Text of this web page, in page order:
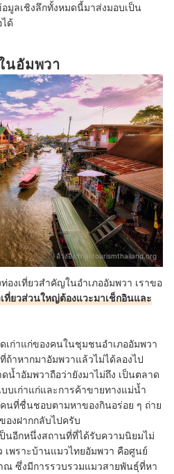
มูลเชิงลึกทั้งหมดนี้มาส่งมอบเป็น
ด้
นอัมพวา
อ้างอิง:thai.tourismthailand.org
องเที่ยวสำคัญในอำเภออัมพวา เราขอ
ที่ยวส่วนใหญ่ต้องแวะมาเช็กอินและ
เก่าแก่ของคนในชุมชนอำเภออัมพวา
าหากมาอัมพวาแล้วไม่ได้ลองไป
น้ำอัมพวาถือว่ายังมาไม่ถึง เป็นตลาด
บเก่าแก่และการค้าขายทางแม่น้ำ
นที่ชื่นชอบตามหาของกินอร่อย ๆ ถ่าย
งฝากกลับไปครับ
ป็นอีกหนึ่งสถานที่ที่ได้รับความนิยมไม่
เพราะบ้านแมวไทยอัมพวา คือศูนย์
ณ ซึ่งมีการรวบรวมแมวสายพันธุ์ที่หา